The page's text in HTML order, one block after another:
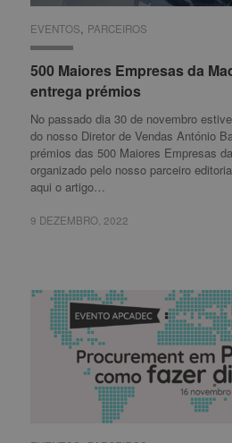
EVENTOS, PARCEIROS
500 Maiores Empresas da
entrega prémios
No passado dia 30 de novembro
do nosso Diretor de Vendas António
prémios das 500 Maiores Empresas
organizado pelo nosso parceiro
aqui o artigo…
9 DEZEMBRO, 2022
EVENTOS PARCEIROS
500 Maiores Empresas da
entrega prémios
9 DEZEMBRO, 2022